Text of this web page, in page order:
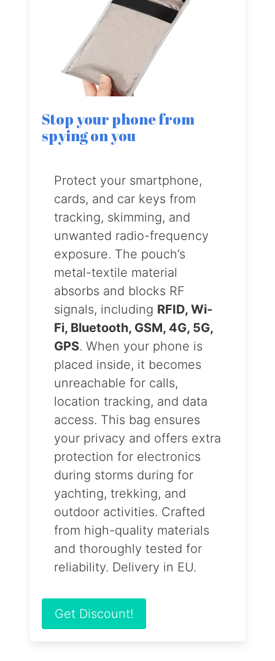
Stop your phone from
spying on you
Protect your smartphone,
cards, and car keys from
tracking, skimming, and
unwanted radio-frequency
exposure. The pouch’s
metal-textile material
absorbs and blocks RF
signals, including RFID, Wi-
Fi, Bluetooth, GSM, 4G, 5G,
GPS. When your phone is
placed inside, it becomes
unreachable for calls,
location tracking, and data
access. This bag ensures
your privacy and offers extra
protection for electronics
during storms during for
yachting, trekking, and
outdoor activities. Crafted
from high-quality materials
and thoroughly tested for
reliability. Delivery in EU.
Get Discount!